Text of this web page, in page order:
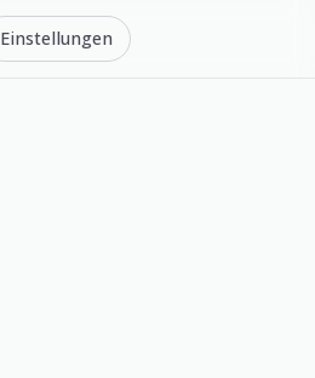
Einstellungen